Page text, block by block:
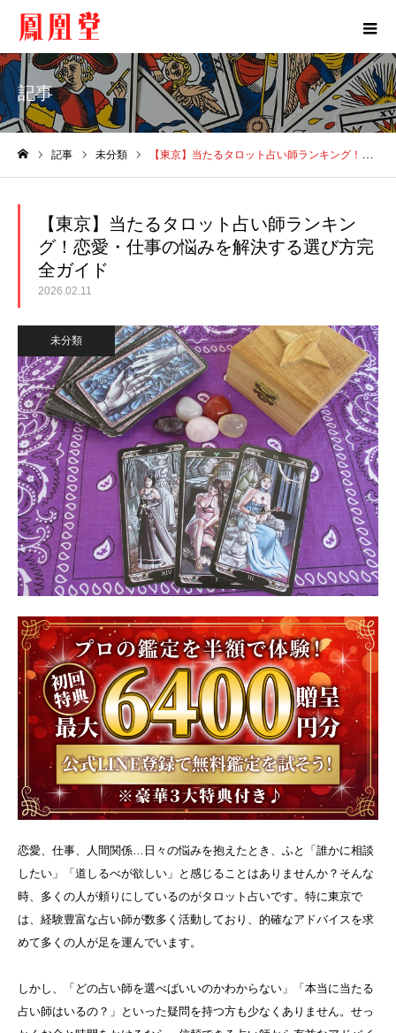
記事
記事 未分類 【東京】当たるタロット占い師ランキング！恋愛・仕事の悩みを解決する選び方完全ガイド
【東京】当たるタロット占い師ランキン
グ！恋愛・仕事の悩みを解決する選び方完
全ガイド
2026.02.11
未分類
恋愛、仕事、人間関係…日々の悩みを抱えたとき、ふと「誰かに相談
したい」「道しるべが欲しい」と感じることはありませんか？そんな
時、多くの人が頼りにしているのがタロット占いです。特に東京で
は、経験豊富な占い師が数多く活動しており、的確なアドバイスを求
めて多くの人が足を運んでいます。
しかし、「どの占い師を選べばいいのかわからない」「本当に当たる
占い師はいるの？」といった疑問を持つ方も少なくありません。せっ